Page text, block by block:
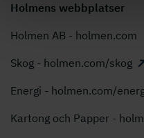
Holmens webbplatser
Holmen AB - holmen.com
Skog - holmen.com/skog
Energi - holmen.com/
Kartong och Papper -